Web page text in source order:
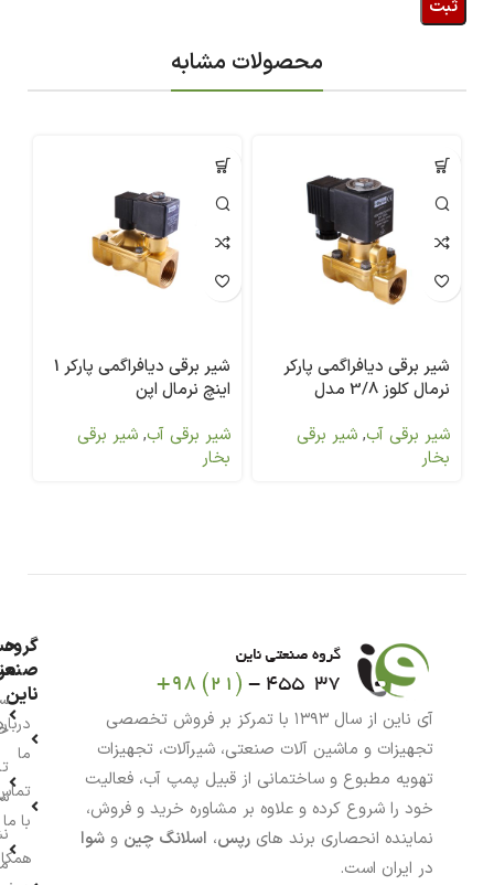
محصولات مشابه
شیر برقی دیافراگمی پارکر
نرمال کلوز 3/8 مدل
شیر برقی آب, شیر برقی
بخار
شیر برقی دیافراگمی پارکر 1
اینچ نرمال اپن
شیر برقی آب, شیر برقی
بخار
آی ناین از سال ۱۳۹۳ با تمرکز بر فروش تخصصی
تجهیزات و ماشین آلات صنعتی، شیرآلات، تجهیزات
تهویه مطبوع و ساختمانی از قبیل پمپ آب، فعالیت
خود را شروع کرده و علاوه بر مشاوره خرید و فروش،
نماینده انحصاری برند های رپس، اسلانگ چین و شوا
در ایران است.
گروه
ناین
ما
با ما